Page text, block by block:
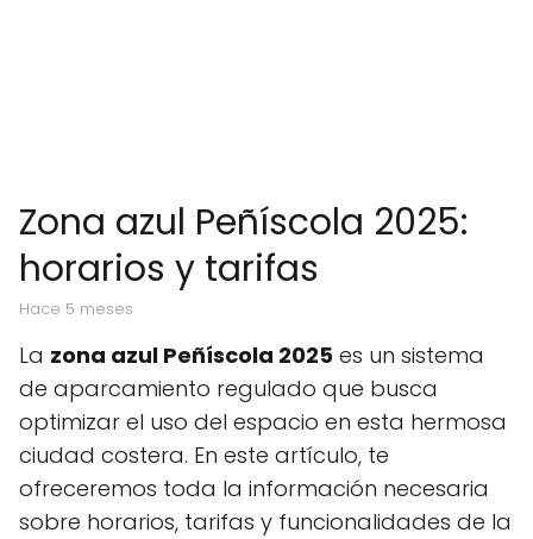
Zona azul Peñíscola 2025:
horarios y tarifas
hace 5 meses
La zona azul Peñíscola 2025 es un sistema
de aparcamiento regulado que busca
optimizar el uso del espacio en esta hermosa
ciudad costera. En este artículo, te
ofreceremos toda la información necesaria
sobre horarios, tarifas y funcionalidades de la